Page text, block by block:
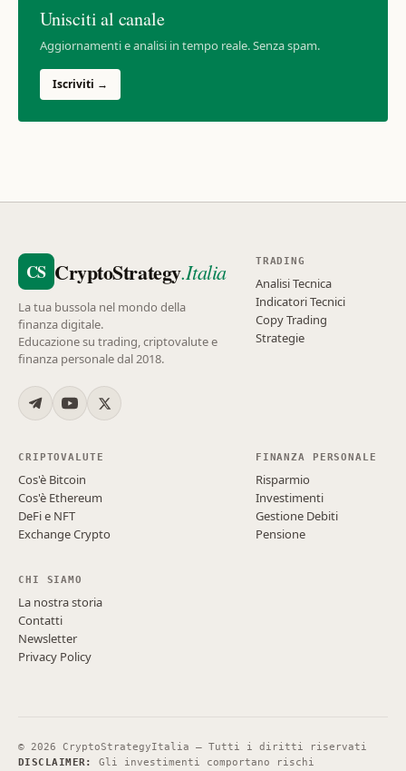
Unisciti al canale
Aggiornamenti e analisi in tempo reale. Senza spam.
Iscriviti →
CS CryptoStrategy.Italia
La tua bussola nel mondo della
finanza digitale.
Educazione su trading, criptovalute e
finanza personale dal 2018.
TRADING
Analisi Tecnica
Indicatori Tecnici
Copy Trading
Strategie
CRIPTOVALUTE
Cos'è Bitcoin
Cos'è Ethereum
DeFi e NFT
Exchange Crypto
FINANZA PERSONALE
Risparmio
Investimenti
Gestione Debiti
Pensione
CHI SIAMO
La nostra storia
Contatti
Newsletter
Privacy Policy
© 2026 CryptoStrategyItalia — Tutti i diritti riservati
DISCLAIMER:
Gli investimenti comportano rischi